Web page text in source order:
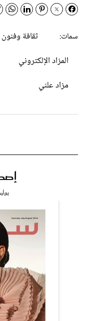
سمات:
ثقافة وفنون
المزاد الإلكتروني
مزاد علني